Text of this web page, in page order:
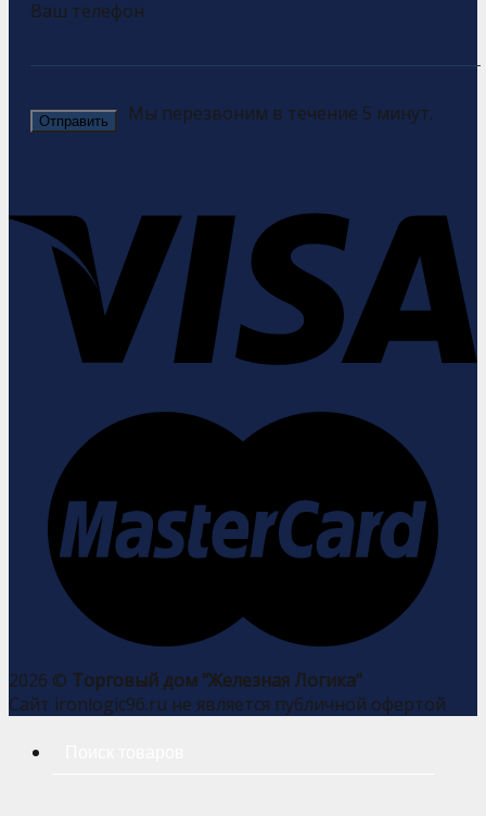
Ваш телефон
Мы перезвоним в течение 5 минут.
2026 © Торговый дом "Железная Логика"
Сайт ironlogic96.ru не является публичной офертой